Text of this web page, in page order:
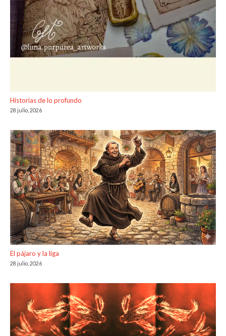
Historias de lo profundo
28 julio, 2026
El pájaro y la liga
28 julio, 2026